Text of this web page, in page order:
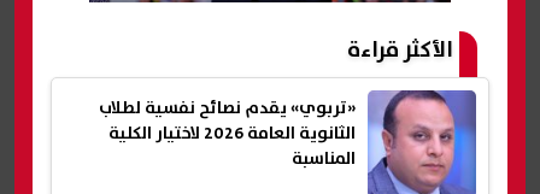
الأكثر قراءة
«تربوي» يقدم نصائح نفسية لطلاب
الثانوية العامة 2026 لاختيار الكلية
المناسبة